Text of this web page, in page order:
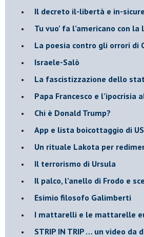
Il decreto il-libertà e in-
Tu vuo’ fa l’americano con
La poesia contro gli orrori di
Israele-Salò
​La fascistizzazione dello
Papa Francesco e l’ipocrisia
​Chi è Donald Trump?
App e lista boicottaggio di
​Un rituale Lakota per
Il terrorismo di Ursula
​Il palco, l’anello di Frodo e
Esimio filosofo Galimberti
​I mattarelli e le mattarelle
​STRIP IN TRIP … un video da